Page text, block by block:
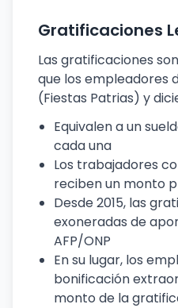
Gratificaciones
Las gratificaciones
que los empleadores
(Fiestas Patrias) y
Equivalen a un
cada una
Los trabajadores
reciben un monto
Desde 2015, las
exoneradas de
AFP/ONP
En su lugar, los
bonificación
monto de la